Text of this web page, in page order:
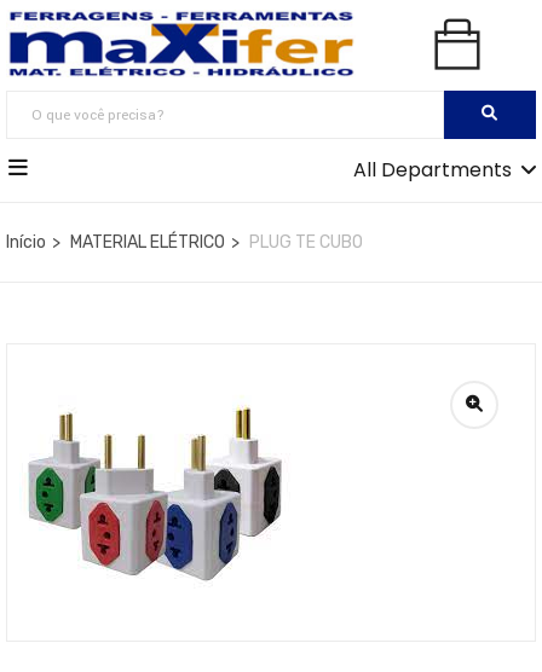
All Departments
Início MATERIAL ELÉTRICO PLUG TE CUBO